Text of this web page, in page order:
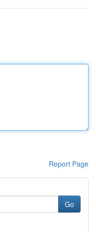
Report Page
Go